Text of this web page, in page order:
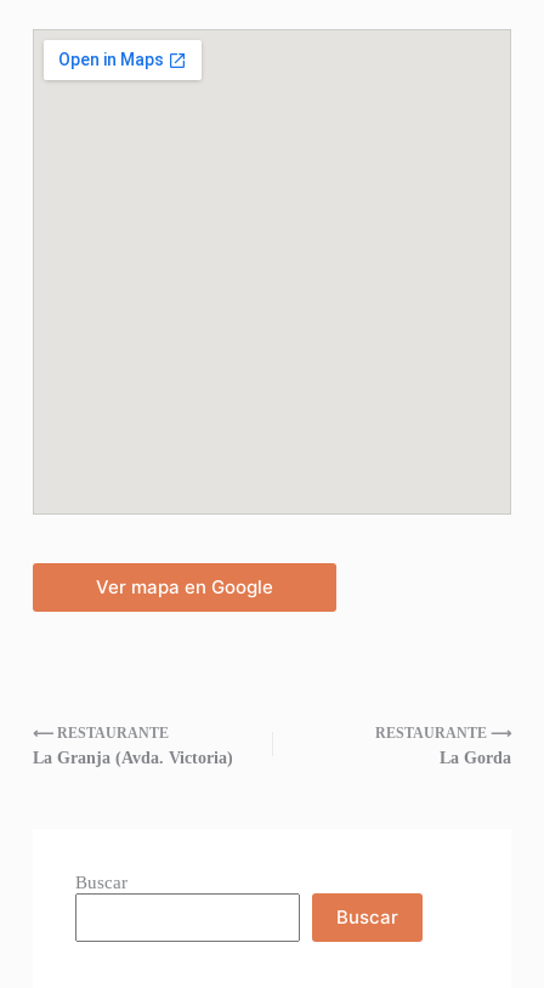
Ver mapa en Google
⟵ RESTAURANTE
La Granja (Avda. Victoria)
RESTAURANTE ⟶
La Gorda
Buscar
Buscar